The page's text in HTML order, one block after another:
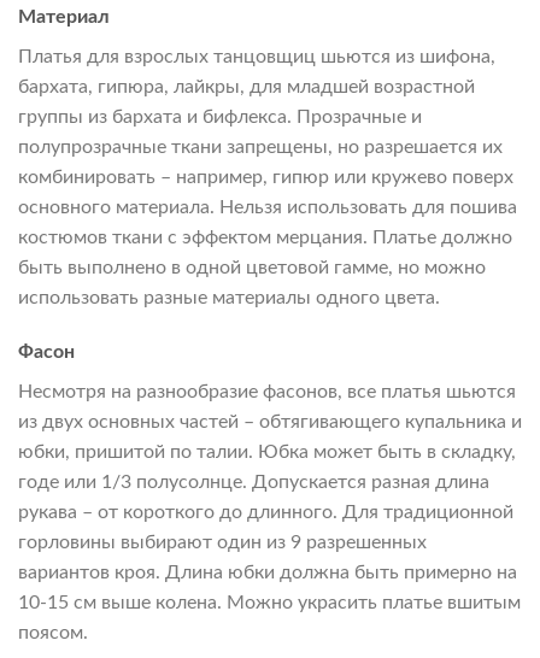
Материал
Платья для взрослых танцовщиц шьются из шифона,
бархата, гипюра, лайкры, для младшей возрастной
группы из бархата и бифлекса. Прозрачные и
полупрозрачные ткани запрещены, но разрешается их
комбинировать – например, гипюр или кружево поверх
основного материала. Нельзя использовать для пошива
костюмов ткани с эффектом мерцания. Платье должно
быть выполнено в одной цветовой гамме, но можно
использовать разные материалы одного цвета.
Фасон
Несмотря на разнообразие фасонов, все платья шьются
из двух основных частей – обтягивающего купальника и
юбки, пришитой по талии. Юбка может быть в складку,
годе или 1/3 полусолнце. Допускается разная длина
рукава – от короткого до длинного. Для традиционной
горловины выбирают один из 9 разрешенных
вариантов кроя. Длина юбки должна быть примерно на
10-15 см выше колена. Можно украсить платье вшитым
поясом.